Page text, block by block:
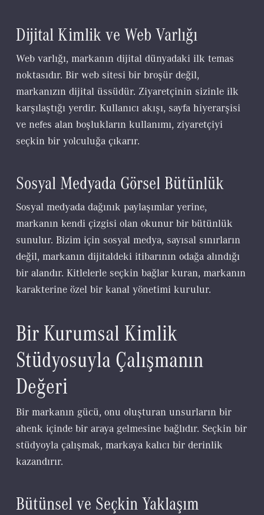
Dijital Kimlik ve Web Varlığı
Web varlığı, markanın dijital dünyadaki ilk temas
noktasıdır. Bir web sitesi bir broşür değil,
markanızın dijital üssüdür. Ziyaretçinin sizinle ilk
karşılaştığı yerdir. Kullanıcı akışı, sayfa hiyerarşisi
ve nefes alan boşlukların kullanımı, ziyaretçiyi
seçkin bir yolculuğa çıkarır.
Sosyal Medyada Görsel Bütünlük
Sosyal medyada dağınık paylaşımlar yerine,
markanın kendi çizgisi olan okunur bir bütünlük
sunulur. Bizim için sosyal medya, sayısal sınırların
değil, markanın dijitaldeki itibarının odağa alındığı
bir alandır. Kitlelerle seçkin bağlar kuran, markanın
karakterine özel bir kanal yönetimi kurulur.
Bir Kurumsal Kimlik
Stüdyosuyla Çalışmanın
Değeri
Bir markanın gücü, onu oluşturan unsurların bir
ahenk içinde bir araya gelmesine bağlıdır. Seçkin bir
stüdyoyla çalışmak, markaya kalıcı bir derinlik
kazandırır.
Bütünsel ve Seçkin Yaklaşım